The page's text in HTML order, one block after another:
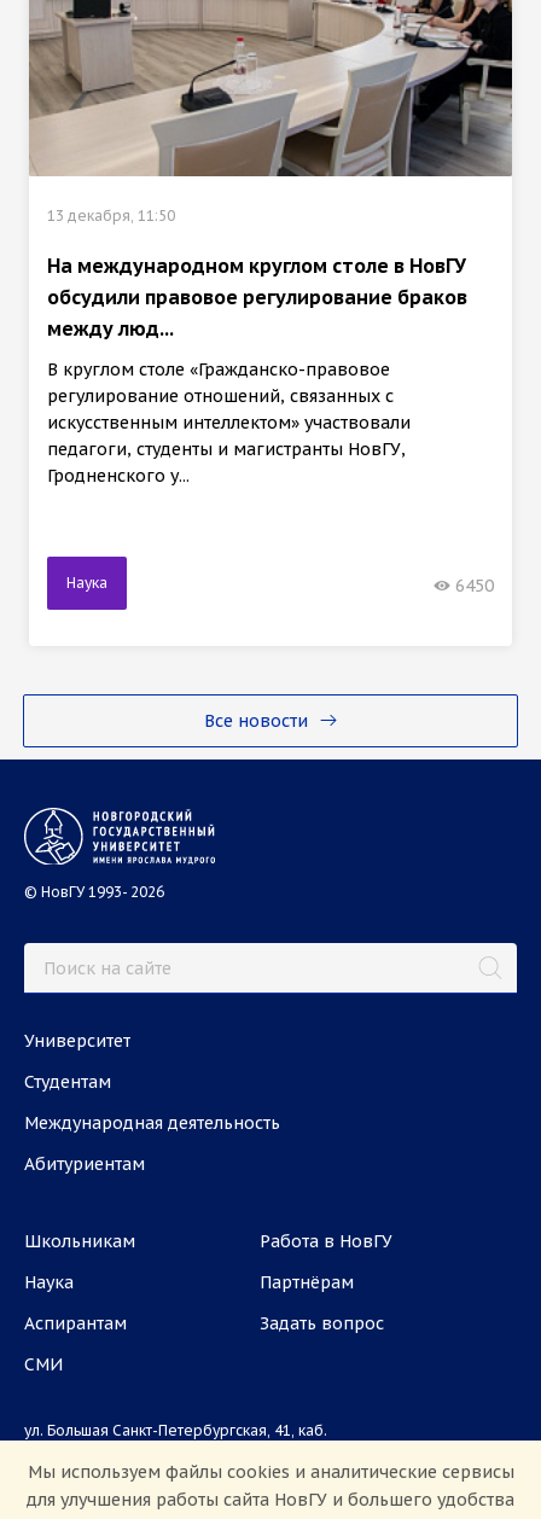
Все новости
13 декабря, 11:50
На международном круглом столе в НовГУ
обсудили правовое регулирование браков
между люд...
В круглом столе «Гражданско-правовое
регулирование отношений, связанных с
искусственным интеллектом» участвовали
педагоги, студенты и магистранты НовГУ,
Гродненского у...
Наука 6450
© НовГУ 1993- 2026
Университет
Студентам
Международная деятельность
Абитуриентам
Школьникам
Наука
Аспирантам
СМИ
Работа в НовГУ
Партнёрам
Задать вопрос
ул. Большая Санкт-Петербургская, 41, каб.
Приемная комиссия: +7(8162)33-20-44
Мы используем файлы cookies и аналитические сервисы
для улучшения работы сайта НовГУ и большего удобства